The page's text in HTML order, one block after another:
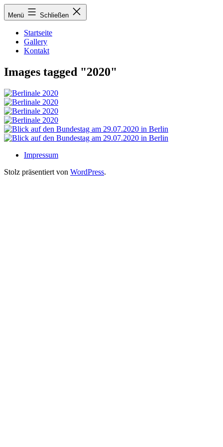
Zum
Inhalt
Menü Schließen
Startseite
Gallery
Kontakt
Images tagged "2020"
Impressum
Stolz präsentiert von WordPress.